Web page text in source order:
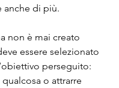
anche di più.
non è mai creato
essere selezionato
perseguito:
o attrarre